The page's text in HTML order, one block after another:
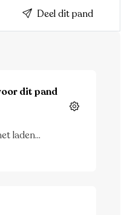
Deel dit pand
dit pand
Instellingen
laden...